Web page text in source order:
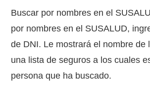
Buscar por nombres en el
por nombres en el SUSALUD,
de DNI. Le mostrará el nombre de
una lista de seguros a los cuales
persona que ha buscado.